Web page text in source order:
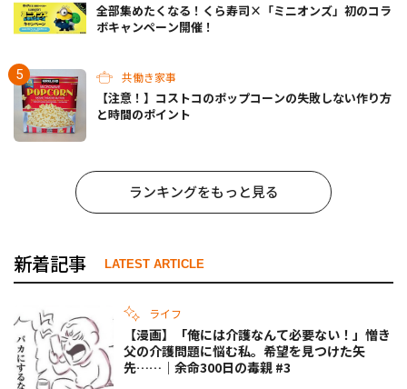
全部集めたくなる！くら寿司×「ミニオンズ」初のコラ
ボキャンペーン開催！
共働き家事
【注意！】コストコのポップコーンの失敗しない作り方
と時間のポイント
ランキングをもっと見る
新着記事 LATEST ARTICLE
ライフ
【漫画】「俺には介護なんて必要ない！」憎き
父の介護問題に悩む私。希望を見つけた矢
先……｜余命300日の毒親 #3